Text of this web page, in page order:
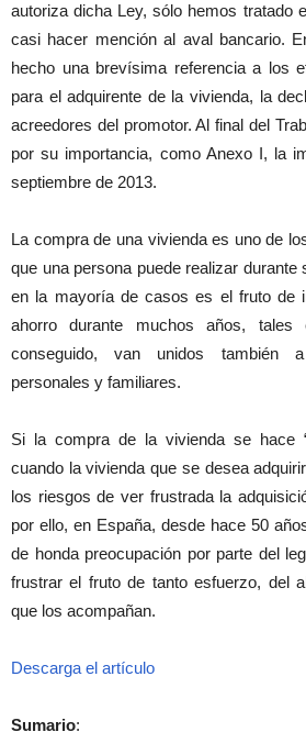
autoriza dicha Ley, sólo hemos tratado
casi hacer mención al aval bancario.
hecho una brevísima referencia a los
para el adquirente de la vivienda, la
acreedores del promotor. Al final del
por su importancia, como Anexo I, la
septiembre de 2013.
La compra de una vivienda es uno de
que una persona puede realizar durante
en la mayoría de casos es el fruto de
ahorro durante muchos años,
conseguido, van unidos también
personales y familiares.
Si la compra de la vivienda se hace
cuando la vivienda que se desea
los riesgos de ver frustrada la
por ello, en España, desde hace 50
de honda preocupación por parte del
frustrar el fruto de tanto esfuerzo, del
que los acompañan.
Descarga el artículo
Sumario: